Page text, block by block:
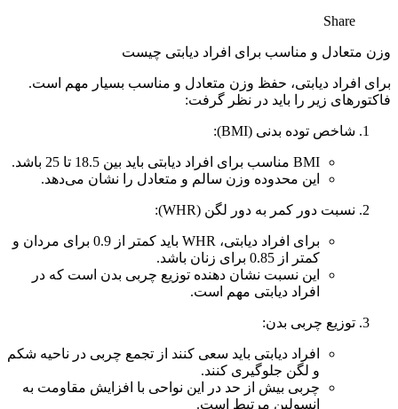
Share
وزن متعادل و مناسب برای افراد دیابتی چیست
برای افراد دیابتی، حفظ وزن متعادل و مناسب بسیار مهم است.
فاکتورهای زیر را باید در نظر گرفت:
شاخص توده بدنی (BMI):
BMI مناسب برای افراد دیابتی باید بین 18.5 تا 25 باشد.
این محدوده وزن سالم و متعادل را نشان می‌دهد.
نسبت دور کمر به دور لگن (WHR):
برای افراد دیابتی، WHR باید کمتر از 0.9 برای مردان و
کمتر از 0.85 برای زنان باشد.
این نسبت نشان دهنده توزیع چربی بدن است که در
افراد دیابتی مهم است.
توزیع چربی بدن:
افراد دیابتی باید سعی کنند از تجمع چربی در ناحیه شکم
و لگن جلوگیری کنند.
چربی بیش از حد در این نواحی با افزایش مقاومت به
انسولین مرتبط است.